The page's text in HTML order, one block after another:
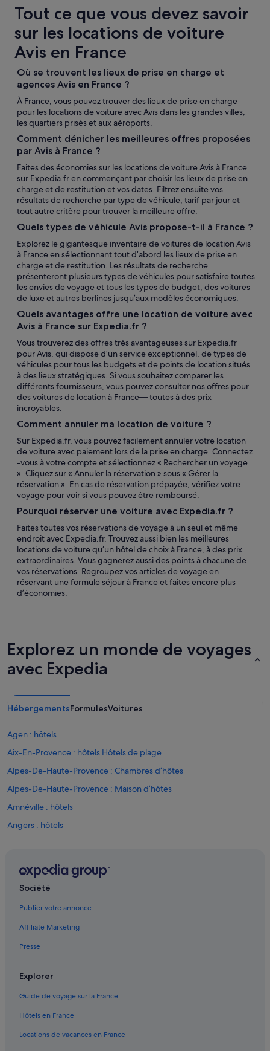
Tout ce que vous devez savoir
sur les locations de voiture
Avis en France
Où se trouvent les lieux de prise en charge et
agences Avis en France ?
À France, vous pouvez trouver des lieux de prise en charge
pour les locations de voiture avec Avis dans les grandes villes,
les quartiers prisés et aux aéroports.
Comment dénicher les meilleures offres proposées
par Avis à France ?
Faites des économies sur les locations de voiture Avis à France
sur Expedia.fr en commençant par choisir les lieux de prise en
charge et de restitution et vos dates. Filtrez ensuite vos
résultats de recherche par type de véhicule, tarif par jour et
tout autre critère pour trouver la meilleure offre.
Quels types de véhicule Avis propose-t-il à France ?
Explorez le gigantesque inventaire de voitures de location Avis
à France en sélectionnant tout d’abord les lieux de prise en
charge et de restitution. Les résultats de recherche
présenteront plusieurs types de véhicules pour satisfaire toutes
les envies de voyage et tous les types de budget, des voitures
de luxe et autres berlines jusqu’aux modèles économiques.
Quels avantages offre une location de voiture avec
Avis à France sur Expedia.fr ?
Vous trouverez des offres très avantageuses sur Expedia.fr
pour Avis, qui dispose d’un service exceptionnel, de types de
véhicules pour tous les budgets et de points de location situés
à des lieux stratégiques. Si vous souhaitez comparer les
différents fournisseurs, vous pouvez consulter nos offres pour
des voitures de location à France— toutes à des prix
incroyables.
Comment annuler ma location de voiture ?
Sur Expedia.fr, vous pouvez facilement annuler votre location
de voiture avec paiement lors de la prise en charge. Connectez
-vous à votre compte et sélectionnez « Rechercher un voyage
». Cliquez sur « Annuler la réservation » sous « Gérer la
réservation ». En cas de réservation prépayée, vérifiez votre
voyage pour voir si vous pouvez être remboursé.
Pourquoi réserver une voiture avec Expedia.fr ?
Faites toutes vos réservations de voyage à un seul et même
endroit avec Expedia.fr. Trouvez aussi bien les meilleures
locations de voiture qu’un hôtel de choix à France, à des prix
extraordinaires. Vous gagnerez aussi des points à chacune de
vos réservations. Regroupez vos articles de voyage en
réservant une formule séjour à France et faites encore plus
d’économies.
Explorez un monde de voyages
avec Expedia
HébergementsFormulesVoitures
Agen : hôtels
Aix-En-Provence : hôtels Hôtels de plage
Alpes-De-Haute-Provence : Chambres d’hôtes
Alpes-De-Haute-Provence : Maison d’hôtes
Amnéville : hôtels
Angers : hôtels
Bonne : hôtels Hôtels au ski
Cholet : hôtels
Société
Publier votre annonce
Affiliate Marketing
Presse
Explorer
Guide de voyage sur la France
Hôtels en France
Locations de vacances en France